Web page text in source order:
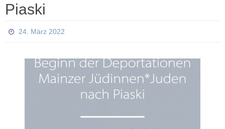
Piaski
24. März 2022